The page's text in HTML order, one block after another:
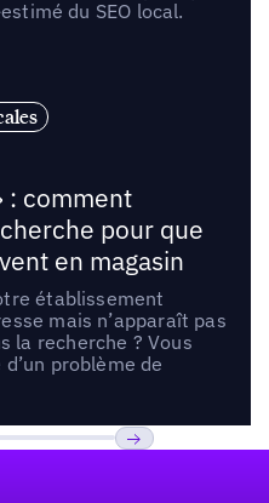
du SEO local.
: comment
pour que
en magasin
établissement
mais n’apparaît pas
la recherche ? Vous
problème de